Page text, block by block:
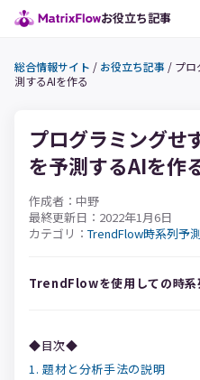
お役立ち記事
総合情報サイト / お役立ち記事 / プロ
測するAIを作る
プログラミングせ
を予測するAIを作
作成者：中野
最終更新日：2022年1月6日
カテゴリ： TrendFlow時系列予測
TrendFlowを使用しての時系
◆目次◆
1. 題材と分析手法の説明